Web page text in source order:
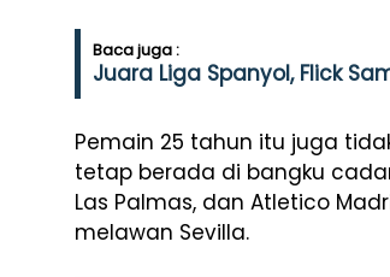
Baca juga :
Juara Liga Spanyol, Flick
Pemain 25 tahun itu juga
tetap berada di bangku
Las Palmas, dan Atletico
melawan Sevilla.